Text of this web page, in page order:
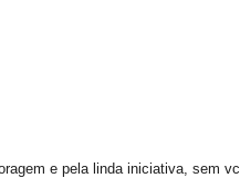
e pela linda iniciativa, sem